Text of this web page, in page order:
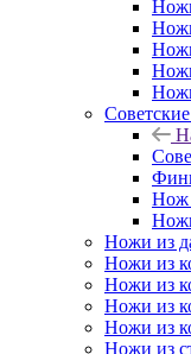
Нож
Ножи из
Ножи из
Ножи из
Ножи из
Ножи из
Ножи из